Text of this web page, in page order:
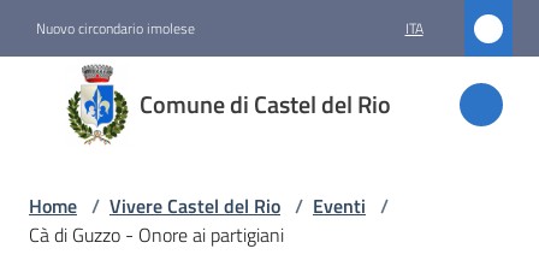
Nuovo circondario imolese ITA
Comune di Castel del Rio
Comune
di
Castel
Home / Vivere Castel del Rio / Eventi /
Cà di Guzzo - Onore ai partigiani